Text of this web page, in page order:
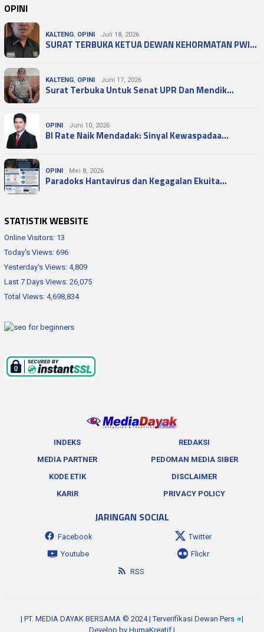
OPINI
KALTENG, OPINI Juli 18, 2026
SURAT TERBUKA KETUA DEWAN KEHORMATAN PWI…
KALTENG, OPINI Juni 17, 2026
Surat Terbuka Untuk Senat UPR Dan Mendik…
OPINI Juni 10, 2026
BI Rate Naik Mendadak: Sinyal Kewaspadaa…
OPINI Mei 8, 2026
Paradoks Hantavirus dan Kegagalan Ekuita…
STATISTIK WEBSITE
Online Visitors: 13
Today's Views: 696
Yesterday's Views: 4,809
Last 7 Days Views: 26,075
Total Views: 4,698,834
INDEKS
REDAKSI
MEDIA PARTNER
PEDOMAN MEDIA SIBER
KODE ETIK
DISCLAIMER
KARIR
PRIVACY POLICY
JARINGAN SOCIAL
Facebook
Twitter
Youtube
Flickr
RSS
| PT. MEDIA DAYAK BERSAMA © 2024 | Terverifikasi Dewan Pers
|
Develop by HumaKreatif |